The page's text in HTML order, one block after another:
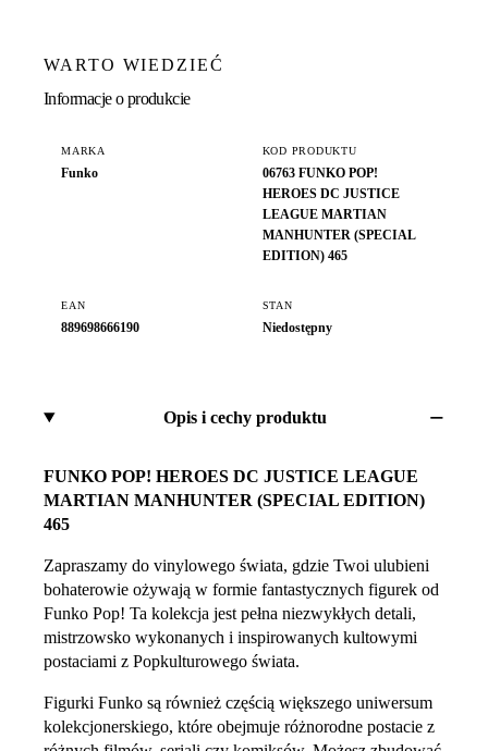
WARTO WIEDZIEĆ
Informacje o produkcie
MARKA
Funko
KOD PRODUKTU
06763 FUNKO POP!
HEROES DC JUSTICE
LEAGUE MARTIAN
MANHUNTER (SPECIAL
EDITION) 465
EAN
889698666190
STAN
Niedostępny
Opis i cechy produktu
FUNKO POP! HEROES DC JUSTICE LEAGUE
MARTIAN MANHUNTER (SPECIAL EDITION)
465
Zapraszamy do vinylowego świata, gdzie Twoi ulubieni
bohaterowie ożywają w formie fantastycznych figurek od
Funko Pop! Ta kolekcja jest pełna niezwykłych detali,
mistrzowsko wykonanych i inspirowanych kultowymi
postaciami z Popkulturowego świata.
Figurki Funko są również częścią większego uniwersum
kolekcjonerskiego, które obejmuje różnorodne postacie z